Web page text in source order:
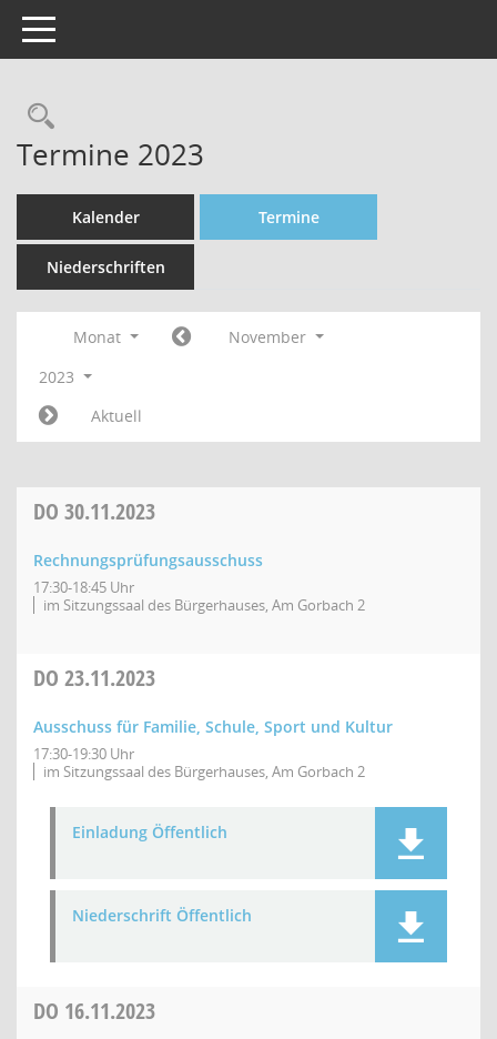
Toggle navigation
Rechercheauswahl
Termine 2023
Kalender Termine
Niederschriften
Monat
November
2023
Aktuell
DO 30.11.2023
Rechnungsprüfungsausschuss
17:30-18:45 Uhr
im Sitzungssaal des Bürgerhauses, Am Gorbach 2
DO 23.11.2023
Ausschuss für Familie, Schule, Sport und Kultur
17:30-19:30 Uhr
im Sitzungssaal des Bürgerhauses, Am Gorbach 2
Einladung Öffentlich
Niederschrift Öffentlich
DO 16.11.2023